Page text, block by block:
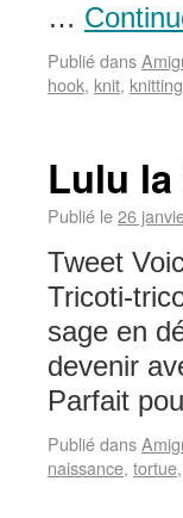
…
Publié dans
hook, knit, knitting
Lulu
Publié le26
Tweet
Tricoti-
sage en
devenir
Parfait
Publié dans
naissance, tortue,